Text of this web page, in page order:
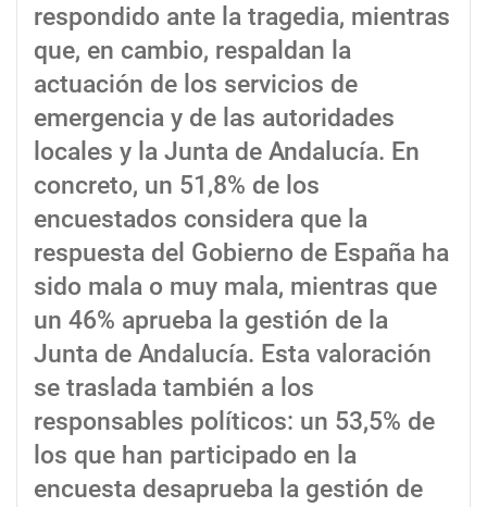
respondido ante la tragedia, mientras
que, en cambio, respaldan la
actuación de los servicios de
emergencia y de las autoridades
locales y la Junta de Andalucía. En
concreto, un 51,8% de los
encuestados considera que la
respuesta del Gobierno de España ha
sido mala o muy mala, mientras que
un 46% aprueba la gestión de la
Junta de Andalucía. Esta valoración
se traslada también a los
responsables políticos: un 53,5% de
los que han participado en la
encuesta desaprueba la gestión de